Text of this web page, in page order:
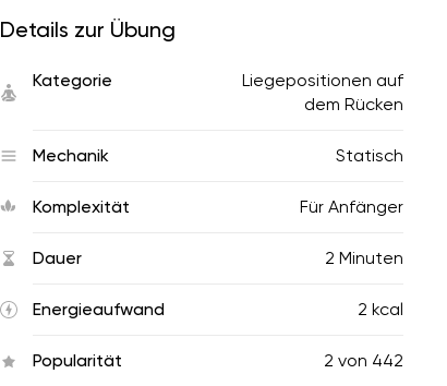
Details zur Übung
Kategorie
Liegepositionen auf
dem Rücken
Mechanik Statisch
Komplexität Für Anfänger
Dauer 2 Minuten
Energieaufwand 2 kcal
Popularität 2 von 442